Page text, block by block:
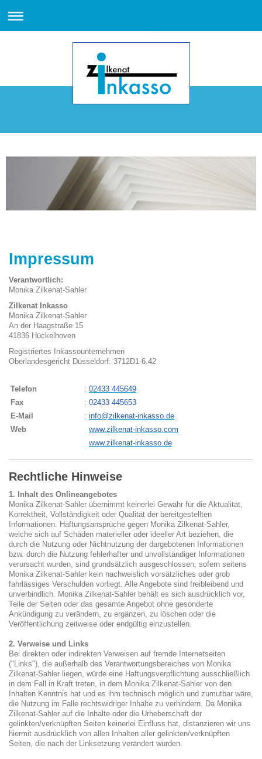
Impressum
Verantwortlich:
Monika Zilkenat-Sahler
Zilkenat Inkasso
Monika Zilkenat-Sahler
An der Haagstraße 15
41836 Hückelhoven
Registriertes Inkassounternehmen
Oberlandesgericht Düsseldorf: 3712D1-6.42
Telefon : 02433 445649
Fax
: 02433 445653
E-Mail
: info@zilkenat-inkasso.de
Web
www.zilkenat-inkasso.com
www.zilkenat-inkasso.de
Rechtliche Hinweise
1. Inhalt des Onlineangebotes
Monika Zilkenat-Sahler übernimmt keinerlei Gewähr für die Aktualität,
Korrektheit, Vollständigkeit oder Qualität der bereitgestellten
Informationen. Haftungsansprüche gegen Monika Zilkenat-Sahler,
welche sich auf Schäden materieller oder ideeller Art beziehen, die
durch die Nutzung oder Nichtnutzung der dargebotenen Informationen
bzw. durch die Nutzung fehlerhafter und unvollständiger Informationen
verursacht wurden, sind grundsätzlich ausgeschlossen, sofern seitens
Monika Zilkenat-Sahler kein nachweislich vorsätzliches oder grob
fahrlässiges Verschulden vorliegt. Alle Angebote sind freibleibend und
unverbindlich. Monika Zilkenat-Sahler behält es sich ausdrücklich vor,
Teile der Seiten oder das gesamte Angebot ohne gesonderte
Ankündigung zu verändern, zu ergänzen, zu löschen oder die
Veröffentlichung zeitweise oder endgültig einzustellen.
2. Verweise und Links
Bei direkten oder indirekten Verweisen auf fremde Internetseiten
("Links"), die außerhalb des Verantwortungsbereiches von Monika
Zilkenat-Sahler liegen, würde eine Haftungsverpflichtung ausschließlich
in dem Fall in Kraft treten, in dem Monika Zilkenat-Sahler von den
Inhalten Kenntnis hat und es ihm technisch möglich und zumutbar wäre,
die Nutzung im Falle rechtswidriger Inhalte zu verhindern. Da Monika
Zilkenat-Sahler auf die Inhalte oder die Urheberschaft der
gelinkten/verknüpften Seiten keinerlei Einfluss hat, distanzieren wir uns
hiermit ausdrücklich von allen Inhalten aller gelinkten/verknüpften
Seiten, die nach der Linksetzung verändert wurden.